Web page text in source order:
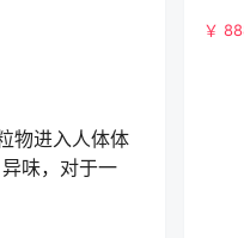
物进入人体体
味，对于一
￥